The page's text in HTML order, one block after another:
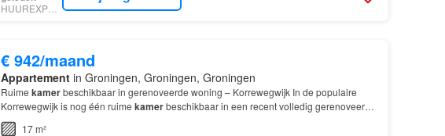
HUUREXPERT
€ 942/maand
Appartementin Groningen, Groningen, Groningen
Ruime kamerbeschikbaar in gerenoveerde woning – Korrewegwijk In de populaire
Korrewegwijk is nog één ruime kamerbeschikbaar in een recent volledig gerenoveerde
Dekamer
17 m²